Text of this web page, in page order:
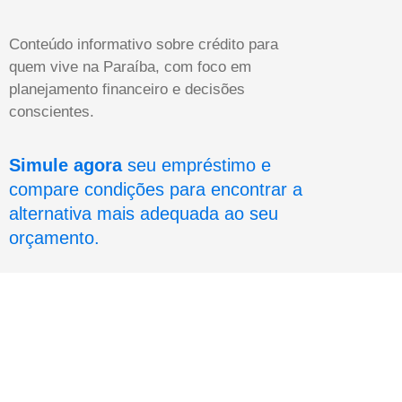
Conteúdo informativo sobre crédito para
quem vive na Paraíba, com foco em
planejamento financeiro e decisões
conscientes.
Simule agoraseu empréstimo e
compare condições para encontrar a
alternativa mais adequada ao seu
orçamento.